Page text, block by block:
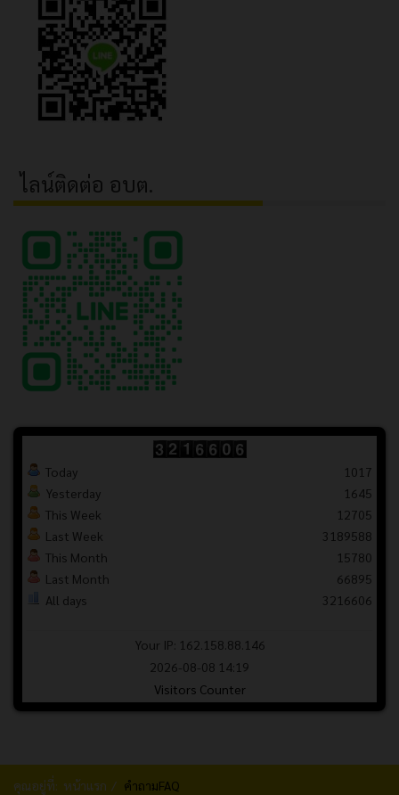
ไลน์ติดต่อ อบต.
Today
Yesterday
This Week
Last Week
This Month
Last Month
All days
1017
1645
12705
3189588
15780
66895
3216606
Your IP: 162.158.88.146
2026-08-08 14:19
Visitors Counter
คุณอยู่ที่: หน้าแรก คำถามFAQ